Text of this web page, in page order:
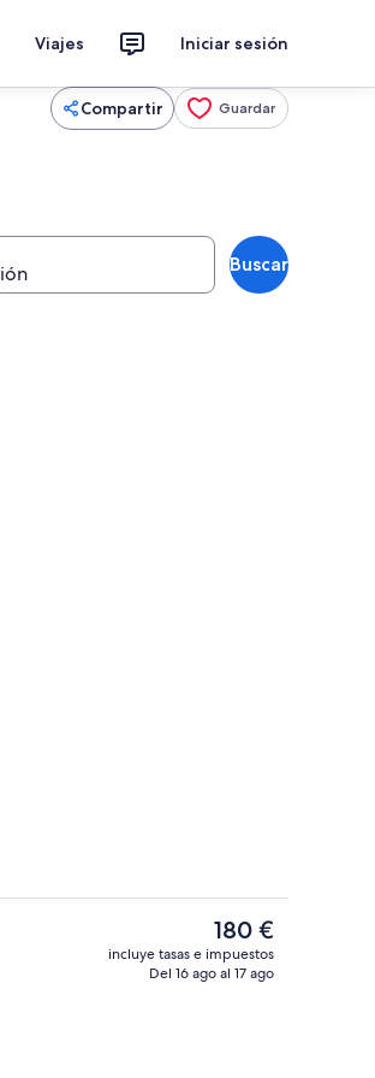
Viajes Iniciar sesión
Compartir Guardar
Buscar
Terraza o patio
El
precio
actual
180 €
incluye tasas e impuestos
Del 16 ago al 17 ago